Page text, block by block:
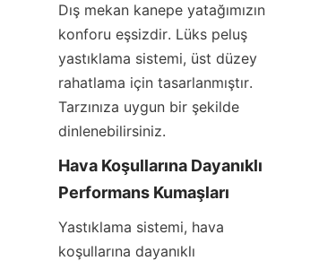
Dış mekan kanepe yatağımızın
konforu eşsizdir. Lüks peluş
yastıklama sistemi, üst düzey
rahatlama için tasarlanmıştır.
Tarzınıza uygun bir şekilde
dinlenebilirsiniz.
Hava Koşullarına Dayanıklı
Performans Kumaşları
Yastıklama sistemi, hava
koşullarına dayanıklı